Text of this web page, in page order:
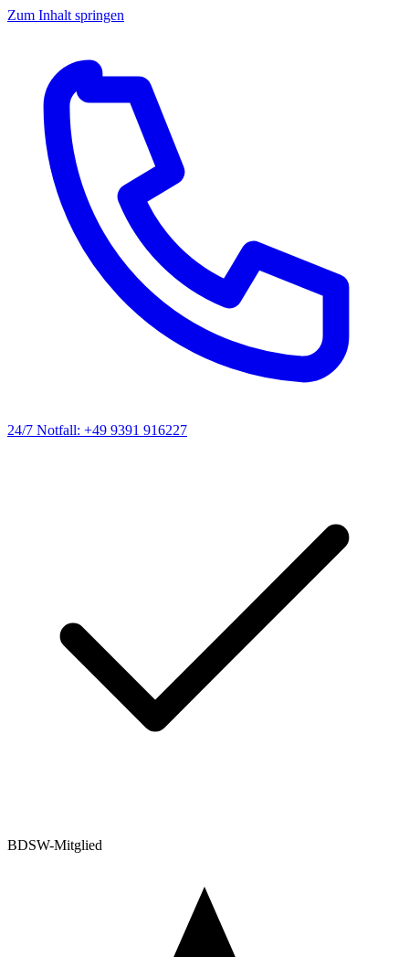
Zum Inhalt springen
24/7 Notfall: +49 9391 916227
BDSW-Mitglied